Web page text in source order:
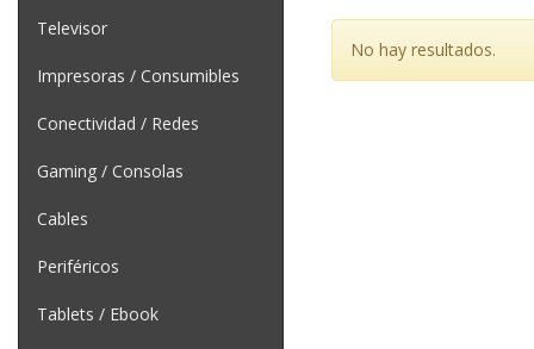
Televisor
Impresoras / Consumibles
Conectividad / Redes
Gaming / Consolas
Cables
Periféricos
Tablets / Ebook
No hay resultados.